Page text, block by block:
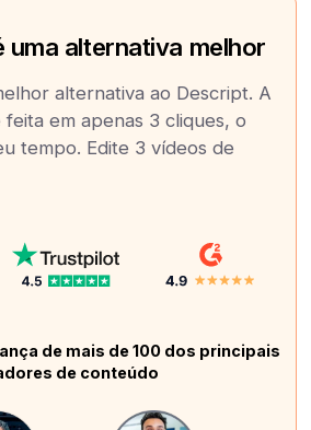
uma alternativa melhor
alternativa ao Descript. A
em apenas 3 cliques, o
tempo. Edite 3 vídeos de
de mais de 100 dos principais
de conteúdo